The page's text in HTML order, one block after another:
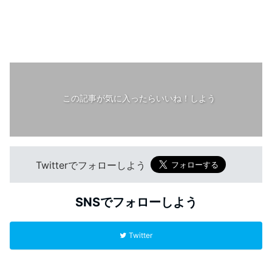
この記事が気に入ったらいいね！しよう
Twitterでフォローしよう
SNSでフォローしよう
Twitter